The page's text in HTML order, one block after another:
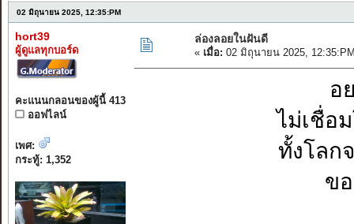
02 มิถุนายน 2025, 12:35:PM
hort39
ผู้ดูแลทุกบอร์ด
คะแนนกลอนของผู้นี้ 413
ออฟไลน์
เพศ:
กระทู้: 1,352
ล่องลอยในฝันดี
« เมื่อ: 02 มิถุนายน 2025,
อ
ไม่เชื่อ
ทั้งโลก
ข